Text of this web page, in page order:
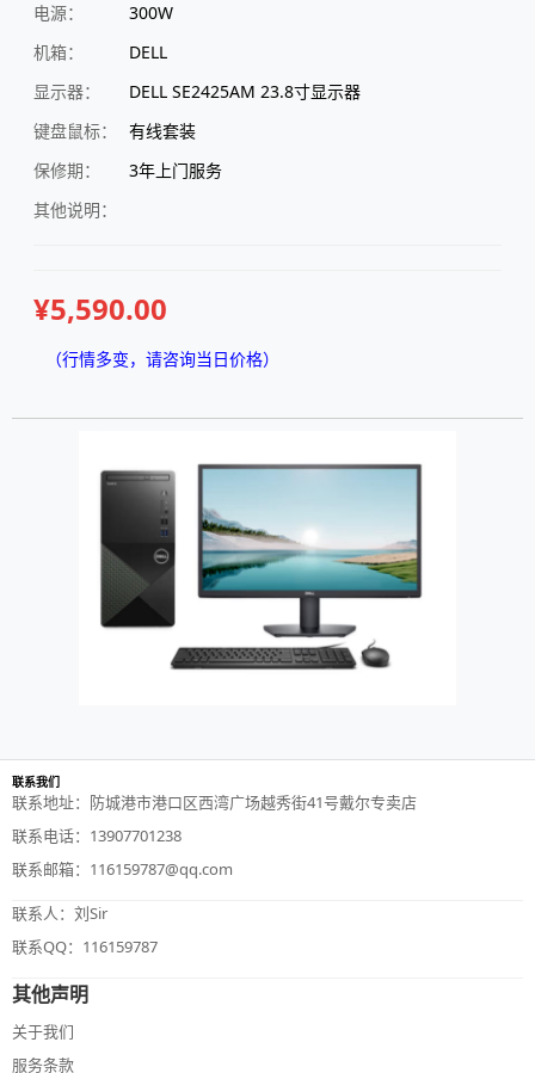
电源：
300W
机箱：
DELL
显示器：
DELL SE2425AM 23.8寸显示器
键盘鼠标：
有线套装
保修期：
3年上门服务
其他说明：
¥5,590.00
（行情多变，请咨询当日价格）
联系我们
联系地址：防城港市港口区西湾广场越秀街41号戴尔专卖店
联系电话：13907701238
联系邮箱：116159787@qq.com
联系人：刘Sir
联系QQ：116159787
其他声明
关于我们
服务条款